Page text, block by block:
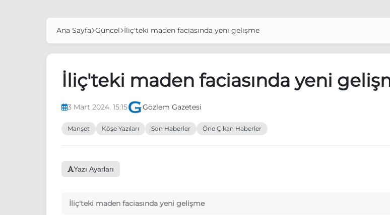
Ana Sayfa Güncel İliç'teki maden faciasında yeni gelişme
İliç'teki maden faciasında yeni
3 Mart 2024, 15:15 Gözlem Gazetesi
Manşet Köşe Yazıları Son Haberler Öne Çıkan Haberler
Yazı Ayarları
İliç'teki maden faciasında yeni gelişme